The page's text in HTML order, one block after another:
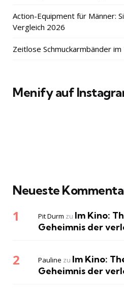
Action-Equipment für Männer:
Vergleich 2026
Zeitlose Schmuckarmbänder
Menify auf
Neueste
Pit Durm zu Im Kino:
Geheimnis der
Pauline zu Im Kino:
Geheimnis der